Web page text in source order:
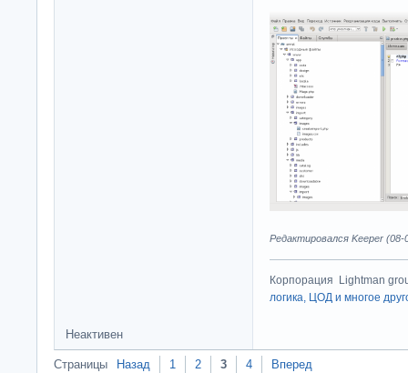
Редактировался Keeper (08-
Корпорация Lightman
логика, ЦОД и многое
Неактивен
Страницы Назад 1 2 3 4 Вперед